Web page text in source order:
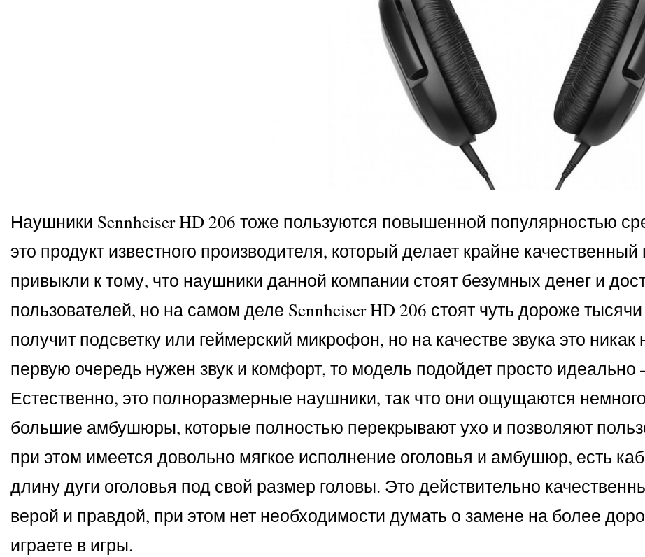
Наушники Sennheiser HD 206 тоже пользуются повышенной популярностью
это продукт известного производителя, который делает крайне
привыкли к тому, что наушники данной компании стоят безумных денег и
пользователей, но на самом деле Sennheiser HD 206 стоят чуть дороже
получит подсветку или геймерский микрофон, но на качестве звука это
первую очередь нужен звук и комфорт, то модель подойдет просто
Естественно, это полноразмерные наушники, так что они ощущаются
большие амбушюры, которые полностью перекрывают ухо и позволяют
при этом имеется довольно мягкое исполнение оголовья и амбушюр, есть
длину дуги оголовья под свой размер головы. Это действительно
верой и правдой, при этом нет необходимости думать о замене на более
играете в игры.